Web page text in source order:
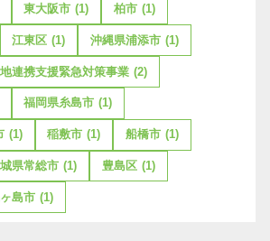
東大阪市 (1) 柏市 (1)
江東区 (1) 沖縄県浦添市 (1)
連携支援緊急対策事業 (2)
福岡県糸島市 (1)
(1) 稲敷市 (1) 船橋市 (1)
県常総市 (1) 豊島区 (1)
島市 (1)